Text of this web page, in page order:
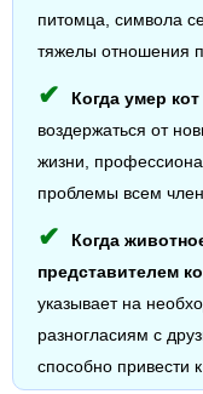
питомца, символа
тяжелы отношения
Когда умер
воздержаться от
жизни,
проблемы всем
Когда
представителем
указывает на
разногласиям с
способно привести